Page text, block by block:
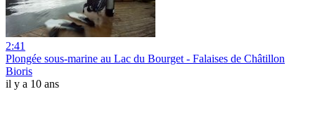
2:41
Plongée sous-marine au Lac du Bourget - Falaises de Châtillon
Bioris
il y a 10 ans